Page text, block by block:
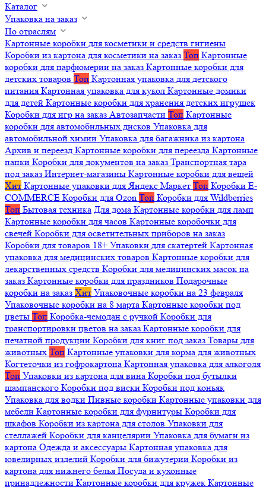
Каталог
Упаковка на заказ
По отраслям
Картонные коробки для косметики и средств гигиены
Коробки из картона для косметики на заказ Топ Картонные
коробки для парфюмерии на заказ Картонные коробки для
детских товаров Топ Картонная упаковка для детского
питания Картонная упаковка для кукол Картонные домики
для детей Картонные коробки для хранения детских игрушек
Коробки для игр на заказ Автозапчасти Топ Картонные
коробки для автомобильных дисков Упаковка для
автомобильной химии Упаковка для багажника из картона
Архив и переезд Картонные коробки для переезда Картонные
папки Коробки для документов на заказ Транспортная тара
под заказ Интернет-магазины Картонные коробки для вещей
Хит Картонные упаковки для Яндекс Маркет Топ Коробки E-
COMMERCE Коробки для Ozon Топ Коробки для Wildberries
Топ Бытовая техника Для дома Картонные коробки для ламп
Картонные коробки для часов Картонные коробочки для
свечей Коробки для осветительных приборов на заказ
Коробки для товаров 18+ Упаковки для скатертей Картонная
упаковка для медицинских товаров Картонные коробки для
лекарственных средств Коробки для медицинских масок на
заказ Картонные коробки для праздников Подарочные
коробки на заказ Хит Упаковочные коробки на 23 февраля
Упаковочные коробки на 8 марта Картонные коробки под
цветы Топ Коробка-чемодан с ручкой Коробки для
транспортировки цветов на заказ Картонные коробки для
печатной продукции Коробки для книг под заказ Товары для
животных Топ Картонные упаковки для корма для животных
Когтеточки из гофрокартона Картонная упаковка для алкоголя
Топ Упаковки из картона для вина Коробки под бутылки
шампанского Коробки под виски Коробки под коньяк
Упаковка для водки Пивные коробки Картонные упаковки для
мебели Картонные коробки для фурнитуры Коробки для
шкафов Коробки из картона для столов Упаковки для
стеллажей Коробки для канцелярии Упаковка для бумаги из
картона Одежда и аксессуары Картонная упаковка для
ювелирных изделий Коробки для бижутерии Коробки из
картона для нижнего белья Посуда и кухонные
принадлежности Картонные коробки для кружек Картонные